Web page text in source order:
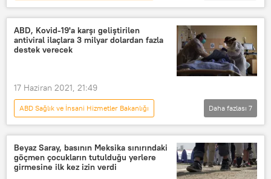
DÜNYA
ABD Bomba
ABD, Kovid-19'a karşı geliştirilen
antiviral ilaçlara 3 milyar dolardan fazla
destek verecek
17 Haziran 2021, 21:49
ABD Sağlık ve İnsani Hizmetler Bakanlığı
DÜNYA
Haberler
KORONAVİRÜS
ABD
Koronavirüs
Kovid-19
Daha fazlası 7
Beyaz Saray, basının Meksika sınırındaki
göçmen çocukların tutulduğu yerlere
girmesine ilk kez izin verdi